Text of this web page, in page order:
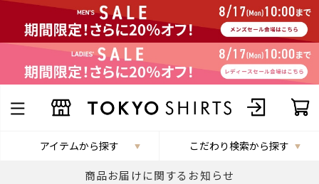
アイテムから探す こだわり検索から探す
商品お届けに関するお知らせ